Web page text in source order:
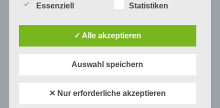
natürlichen Person zugewiesen werden.
g) Verantwortlicher oder für die Verarbeitung
Verantwortlicher
Verantwortlicher oder für die Verarbeitung
juristische Person, Behörde, Einrichtung
oder andere Stelle, die allein oder
Essenziell Statistiken
✓ Alle akzeptieren
Auswahl speichern
✕ Nur erforderliche akzeptieren